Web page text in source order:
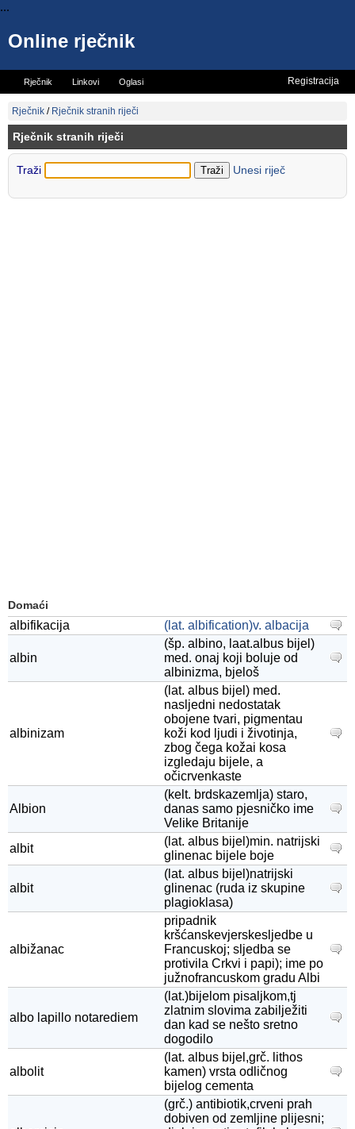
...
Online rječnik
Rječnik Linkovi Oglasi
Vicevi Mini rječnik
Registracija
Rječnik / Rječnik stranih riječi
Rječnik stranih riječi
Traži Unesi riječ
Domaći
albifikacija (lat. albification)v. albacija
albin
(šp. albino, laat.albus bijel)
med. onaj koji boluje od
albinizma, bjeloš
albinizam
(lat. albus bijel) med.
nasljedni nedostatak
obojene tvari, pigmentau
koži kod ljudi i životinja,
zbog čega kožai kosa
izgledaju bijele, a
očicrvenkaste
Albion
(kelt. brdskazemlja) staro,
danas samo pjesničko ime
Velike Britanije
albit
(lat. albus bijel)min. natrijski
glinenac bijele boje
albit
(lat. albus bijel)natrijski
glinenac (ruda iz skupine
plagioklasa)
albižanac
pripadnik
kršćanskevjerskesljedbe u
Francuskoj; sljedba se
protivila Crkvi i papi); ime po
južnofrancuskom gradu Albi
albo lapillo notarediem
(lat.)bijelom pisaljkom,tj
zlatnim slovima zabilježiti
dan kad se nešto sretno
dogodilo
albolit
(lat. albus bijel,grč. lithos
kamen) vrsta odličnog
bijelog cementa
(grč.) antibiotik,crveni prah
dobiven od zemljine plijesni;